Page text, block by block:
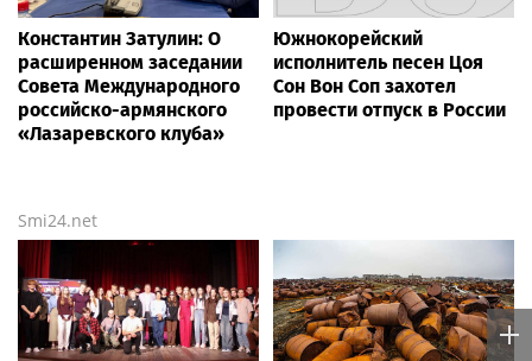
Константин Затулин: О
расширенном заседании
Совета Международного
российско-армянского
«Лазаревского клуба»
Южнокорейский
исполнитель песен Цоя
Сон Вон Соп захотел
провести отпуск в России
Smi24.net